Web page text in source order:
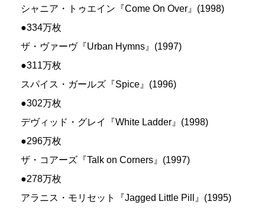
シャニア・トゥエイン『Come On Over』(1998)
●334万枚
ザ・ヴァーヴ『Urban Hymns』(1997)
●311万枚
スパイス・ガールズ『Spice』(1996)
●302万枚
デヴィッド・グレイ『White Ladder』(1998)
●296万枚
ザ・コアーズ『Talk on Corners』(1997)
●278万枚
アラニス・モリセット『Jagged Little Pill』(1995)